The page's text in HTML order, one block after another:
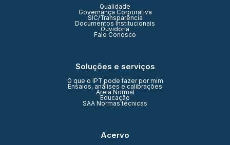
Qualidade
Governança Corporativa
SIC/Transparência
Documentos Institucionais
Ouvidoria
Fale Conosco
Soluções e serviços
O que o IPT pode fazer por mim
Ensaios, análises e calibrações
Areia Normal
Educação
SAA Normas técnicas
Acervo